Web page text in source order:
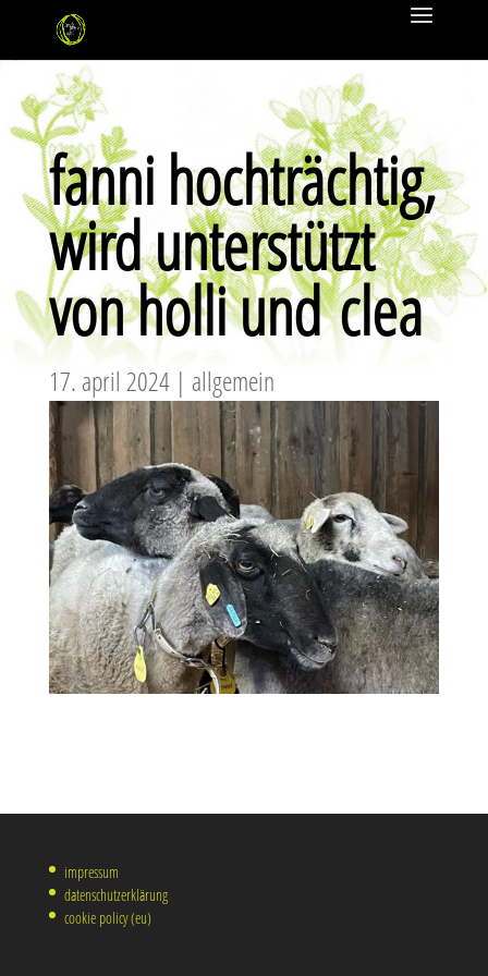
fanni hochträchtig,
wird unterstützt
von holli und clea
17. april 2024| allgemein
impressum
datenschutzerklärung
cookie policy (eu)